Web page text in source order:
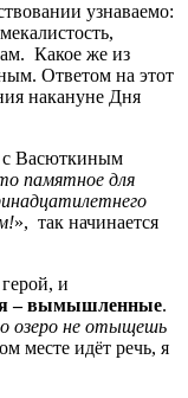
узнаваемо:
Какое же из
Ответом на этот
накануне Дня
с Васюткиным
памятное для
», так начинается
и
– вымышленные.
озеро не отыщешь
месте идёт речь, я